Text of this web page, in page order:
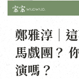
鄭雅淳｜
馬戲團？
演嗎？